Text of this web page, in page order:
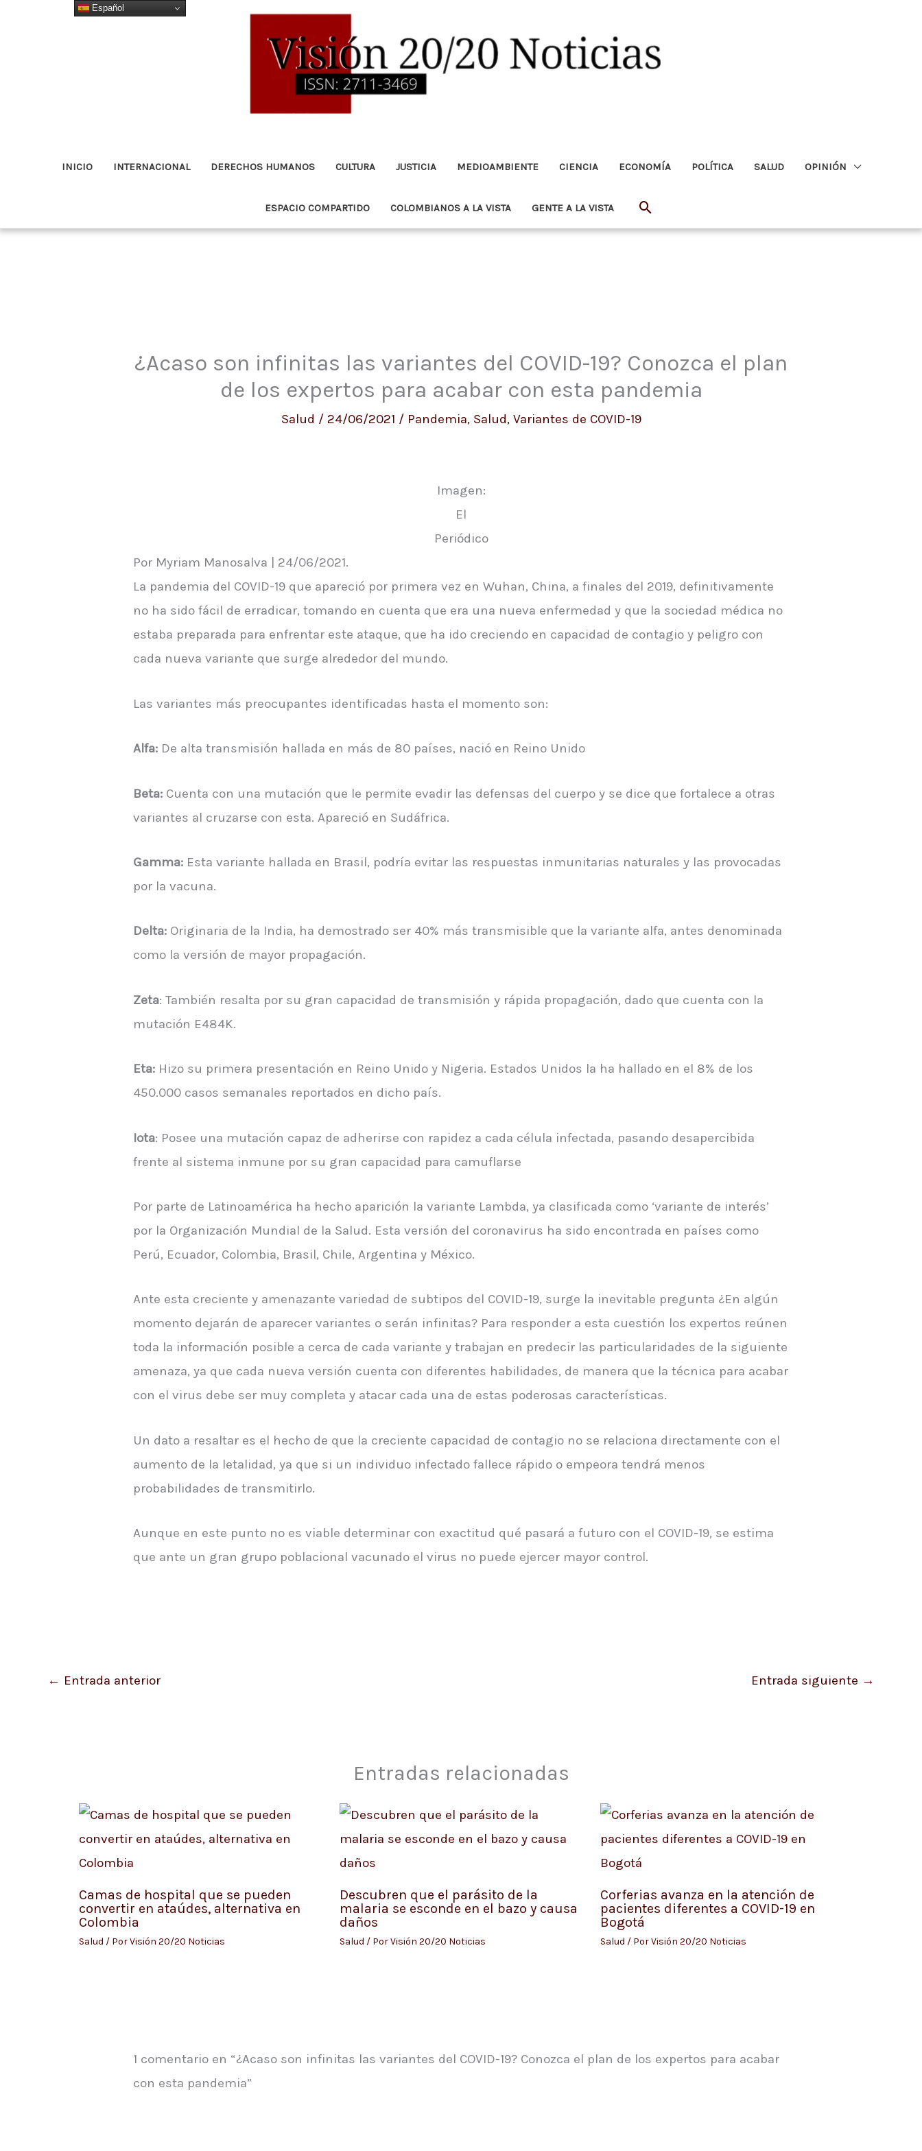
INICIO INTERNACIONAL DERECHOS HUMANOS CULTURA JUSTICIA MEDIOAMBIENTE CIENCIA ECONOMÍA POLÍTICA SALUD OPINIÓN
ESPACIO COMPARTIDO COLOMBIANOS A LA VISTA GENTE A LA VISTA Buscar
¿Acaso son infinitas las variantes del COVID-19? Conozca el plan
de los expertos para acabar con esta pandemia
Salud / 24/06/2021 / Pandemia, Salud, Variantes de COVID-19
Imagen:
El
Periódico
Por Myriam Manosalva | 24/06/2021.
La pandemia del COVID-19 que apareció por primera vez en Wuhan, China, a finales del 2019, definitivamente
no ha sido fácil de erradicar, tomando en cuenta que era una nueva enfermedad y que la sociedad médica no
estaba preparada para enfrentar este ataque, que ha ido creciendo en capacidad de contagio y peligro con
cada nueva variante que surge alrededor del mundo.
Las variantes más preocupantes identificadas hasta el momento son:
Alfa:De alta transmisión hallada en más de 80 países, nació en Reino Unido
Beta:Cuenta con una mutación que le permite evadir las defensas del cuerpo y se dice que fortalece a otras
variantes al cruzarse con esta. Apareció en Sudáfrica.
Gamma:Esta variante hallada en Brasil, podría evitar las respuestas inmunitarias naturales y las provocadas
por la vacuna.
Delta:Originaria de la India, ha demostrado ser 40% más transmisible que la variante alfa, antes denominada
como la versión de mayor propagación.
Zeta: También resalta por su gran capacidad de transmisión y rápida propagación, dado que cuenta con la
mutación E484K.
Eta:Hizo su primera presentación en Reino Unido y Nigeria. Estados Unidos la ha hallado en el 8% de los
450.000 casos semanales reportados en dicho país.
Iota: Posee una mutación capaz de adherirse con rapidez a cada célula infectada, pasando desapercibida
frente al sistema inmune por su gran capacidad para camuflarse
Por parte de Latinoamérica ha hecho aparición la variante Lambda, ya clasificada como ‘variante de interés’
por la Organización Mundial de la Salud. Esta versión del coronavirus ha sido encontrada en países como
Perú, Ecuador, Colombia, Brasil, Chile, Argentina y México.
Ante esta creciente y amenazante variedad de subtipos del COVID-19, surge la inevitable pregunta ¿En algún
momento dejarán de aparecer variantes o serán infinitas? Para responder a esta cuestión los expertos reúnen
toda la información posible a cerca de cada variante y trabajan en predecir las particularidades de la siguiente
amenaza, ya que cada nueva versión cuenta con diferentes habilidades, de manera que la técnica para acabar
con el virus debe ser muy completa y atacar cada una de estas poderosas características.
Un dato a resaltar es el hecho de que la creciente capacidad de contagio no se relaciona directamente con el
aumento de la letalidad, ya que si un individuo infectado fallece rápido o empeora tendrá menos
probabilidades de transmitirlo.
Aunque en este punto no es viable determinar con exactitud qué pasará a futuro con el COVID-19, se estima
que ante un gran grupo poblacional vacunado el virus no puede ejercer mayor control.
← Entrada anterior Entrada siguiente →
Entradas relacionadas
Camas de hospital que se pueden
convertir en ataúdes, alternativa en
Colombia
Salud / PorVisión 20/20 Noticias
Descubren que el parásito de la
malaria se esconde en el bazo y causa
daños
Salud / PorVisión 20/20 Noticias
Corferias avanza en la atención de
pacientes diferentes a COVID-19 en
Bogotá
Salud / PorVisión 20/20 Noticias
1 comentario en “¿Acaso son infinitas las variantes del COVID-19? Conozca el plan de los expertos para acabar
con esta pandemia”
Español